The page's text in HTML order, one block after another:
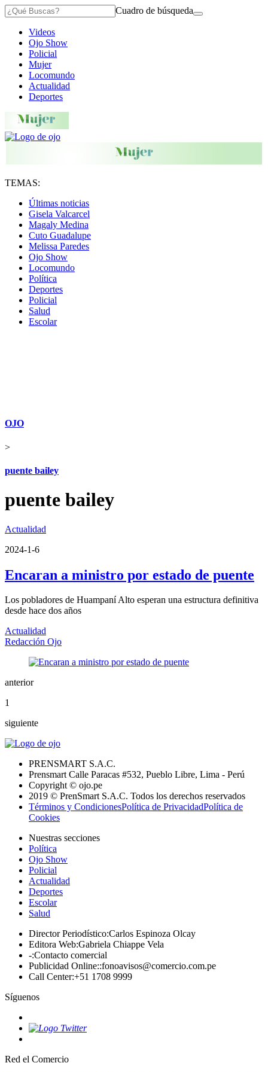
Cuadro de búsqueda
Videos
Ojo Show
Policial
Mujer
Locomundo
Actualidad
Deportes
TEMAS:
Últimas noticias
Gisela Valcarcel
Magaly Medina
Cuto Guadalupe
Melissa Paredes
Ojo Show
Locomundo
Política
Deportes
Policial
Salud
Escolar
OJO
>
puente bailey
puente bailey
Actualidad
2024-1-6
Encaran a ministro por estado de puente
Los pobladores de Huampaní Alto esperan una estructura definitiva
desde hace dos años
Actualidad
Redacción Ojo
anterior
1
siguiente
PRENSMART S.A.C.
Prensmart Calle Paracas #532, Pueblo Libre, Lima - Perú
Copyright © ojo.pe
2019 © PrenSmart S.A.C. Todos los derechos reservados
Términos y CondicionesPolítica de PrivacidadPolítica de
Cookies
Nuestras secciones
Política
Ojo Show
Policial
Actualidad
Deportes
Escolar
Salud
Director Periodístico:Carlos Espinoza Olcay
Editora Web:Gabriela Chiappe Vela
-:Contacto comercial
Publicidad Online::fonoavisos@comercio.com.pe
Call Center:+51 1708 9999
Síguenos
Red el Comercio